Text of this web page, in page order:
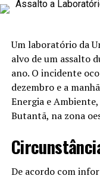
Agricultura (CRA)
incluindo aspectos
insumos, além do já
agricultores
Leia Também:
Propõe
A Relevância
Um laboratório da
alvo de um assalto
ano. O incidente
dezembro e a
Energia e
Butantã, na zona
De acordo com